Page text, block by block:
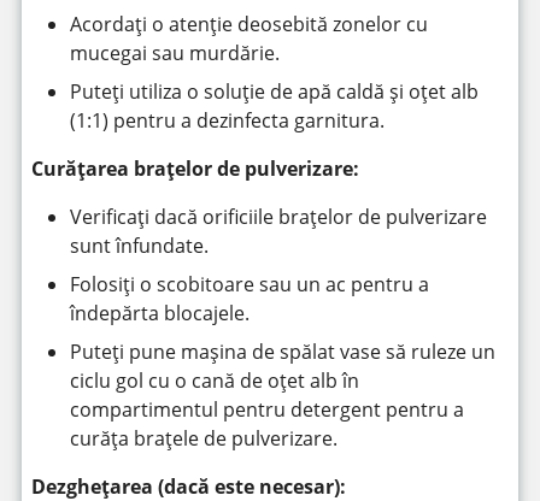
Acordați o atenție deosebită zonelor cu
mucegai sau murdărie.
Puteți utiliza o soluție de apă caldă și oțet alb
(1:1) pentru a dezinfecta garnitura.
Curățarea brațelor de pulverizare:
Verificați dacă orificiile brațelor de pulverizare
sunt înfundate.
Folosiți o scobitoare sau un ac pentru a
îndepărta blocajele.
Puteți pune mașina de spălat vase să ruleze un
ciclu gol cu o cană de oțet alb în
compartimentul pentru detergent pentru a
curăța brațele de pulverizare.
Dezghețarea (dacă este necesar):